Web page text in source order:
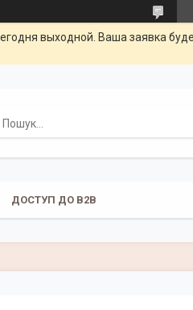
выходной. Ваша заявка
ДОСТУП ДО B2B